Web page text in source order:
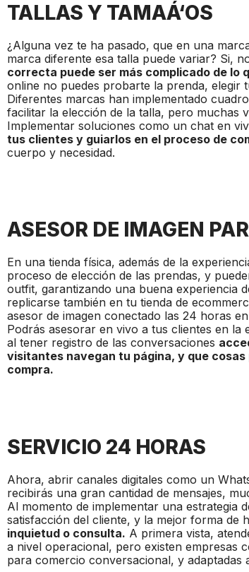
TALLAS Y TAMAÁ‘OS
¿Alguna vez te ha pasado, que en una
marca diferente esa talla puede variar? Si,
correcta puede ser más complicado de lo
online no puedes probarte la prenda, elegir
Diferentes marcas han implementado
facilitar la elección de la talla, pero muchas
Implementar soluciones como un chat en
tus clientes y guiarlos en el proceso de
cuerpo y necesidad.
ASESOR DE IMAGEN
En una tienda física, además de la
proceso de elección de las prendas, y
outfit, garantizando una buena experiencia
replicarse también en tu tienda de
asesor de imagen conectado las 24 horas
Podrás asesorar en vivo a tus clientes en
al tener registro de las conversaciones
visitantes navegan tu página, y que
compra.
SERVICIO 24 HORAS
Ahora, abrir canales digitales como un
recibirás una gran cantidad de mensajes,
Al momento de implementar una estrategia
satisfacción del cliente, y la mejor forma de
inquietud o consulta. A primera vista,
a nivel operacional, pero existen empresas
para comercio conversacional, y adaptadas